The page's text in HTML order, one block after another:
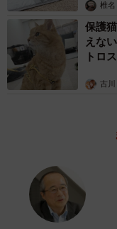
【Q4】あなたの平均的な
るものをお選びください
「YouTubeパートナ
に、「平均的な
「5000円～1万円未
と続きました。「30
椎名
保護
えな
トロ
古川